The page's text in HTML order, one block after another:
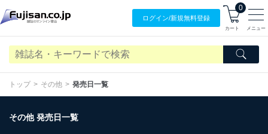
ログイン/新規無料登録
0
カート メニュー
トップ その他 発売日一覧
その他 発売日一覧